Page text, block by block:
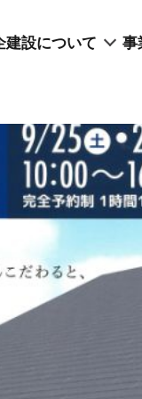
建設について 事